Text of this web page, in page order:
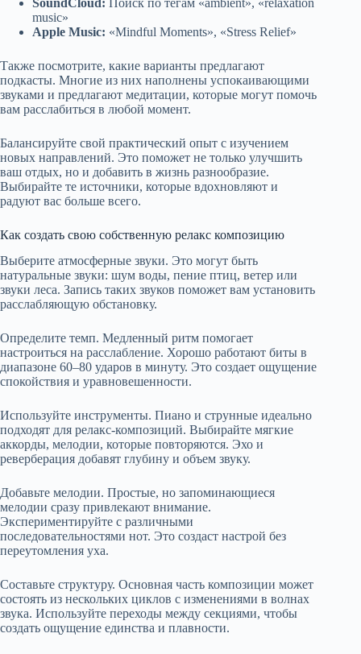
music»
Apple Music: «Mindful Moments», «Stress Relief»
Также посмотрите, какие варианты предлагают
подкасты. Многие из них наполнены успокаивающими
звуками и предлагают медитации, которые могут помочь
вам расслабиться в любой момент.
Балансируйте свой практический опыт с изучением
новых направлений. Это поможет не только улучшить
ваш отдых, но и добавить в жизнь разнообразие.
Выбирайте те источники, которые вдохновляют и
радуют вас больше всего.
Как создать свою собственную релакс композицию
Выберите атмосферные звуки. Это могут быть
натуральные звуки: шум воды, пение птиц, ветер или
звуки леса. Запись таких звуков поможет вам установить
расслабляющую обстановку.
Определите темп. Медленный ритм помогает
настроиться на расслабление. Хорошо работают биты в
диапазоне 60–80 ударов в минуту. Это создает ощущение
спокойствия и уравновешенности.
Используйте инструменты. Пиано и струнные идеально
подходят для релакс-композиций. Выбирайте мягкие
аккорды, мелодии, которые повторяются. Эхо и
реверберация добавят глубину и объем звуку.
Добавьте мелодии. Простые, но запоминающиеся
мелодии сразу привлекают внимание.
Экспериментируйте с различными
последовательностями нот. Это создаст настрой без
переутомления уха.
Составьте структуру. Основная часть композиции может
состоять из нескольких циклов с изменениями в волнах
звука. Используйте переходы между секциями, чтобы
создать ощущение единства и плавности.